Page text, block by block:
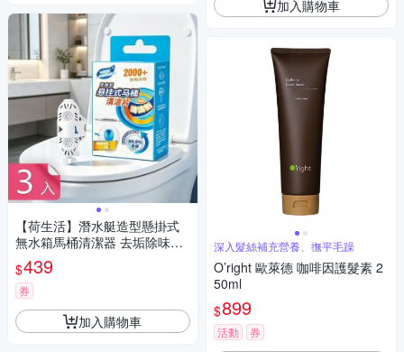
【荷生活】潛水艇造型懸掛式
無水箱馬桶清潔器 去垢除味緩
釋潔廁掛籃-3入組
$439
券
加入購物車
加入購物車
深入髮絲補充營養、撫平毛躁
O’right 歐萊德 咖啡因護髮素 2
50ml
$899
活動 券